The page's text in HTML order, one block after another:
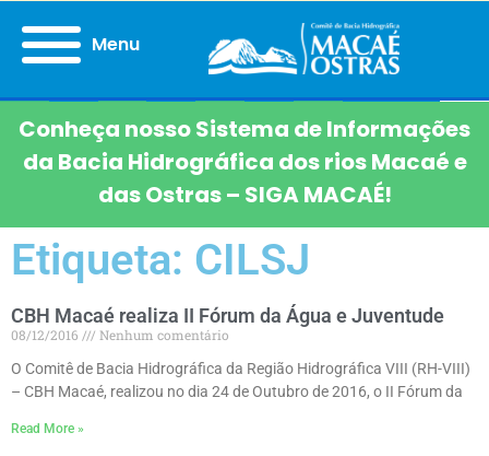
Menu
Conheça nosso Sistema de Informações
da Bacia Hidrográfica dos rios Macaé e
das Ostras – SIGA MACAÉ!
Etiqueta: CILSJ
CBH Macaé realiza II Fórum da Água e Juventude
08/12/2016
Nenhum comentário
O Comitê de Bacia Hidrográfica da Região Hidrográfica VIII (RH-VIII)
– CBH Macaé, realizou no dia 24 de Outubro de 2016, o II Fórum da
Read More »